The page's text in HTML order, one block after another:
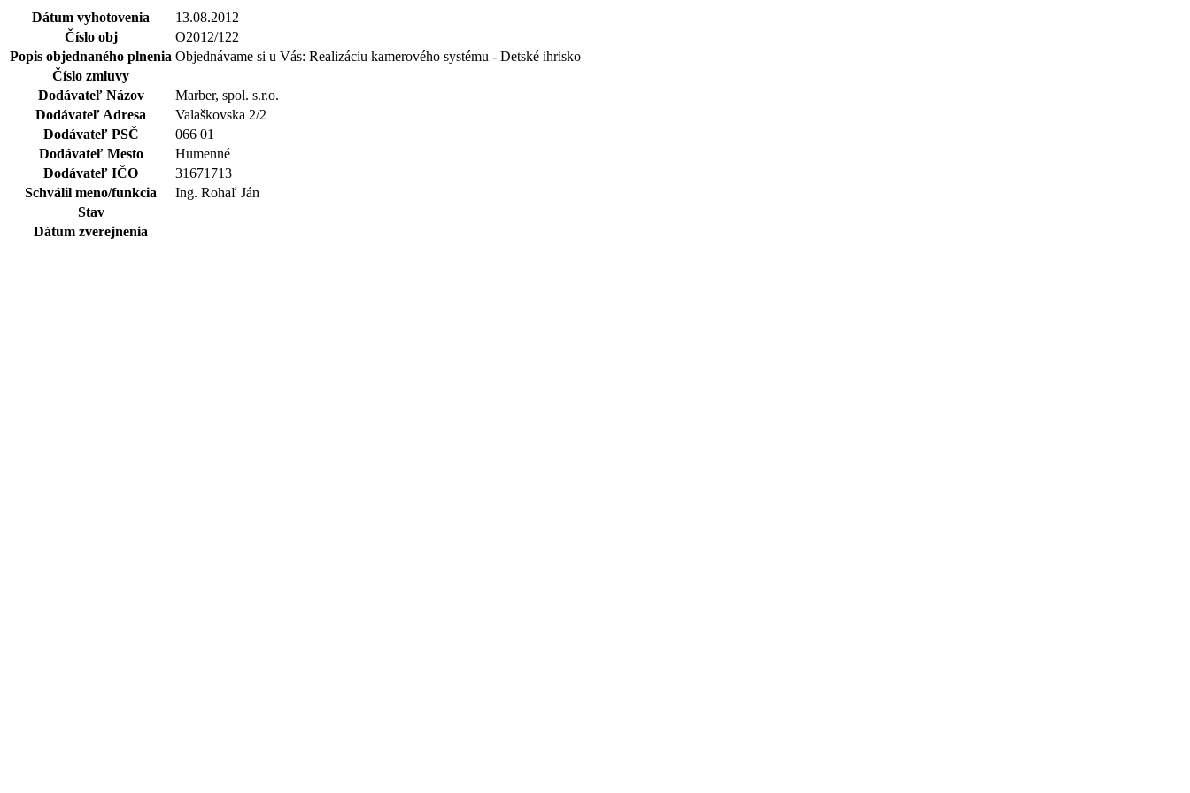
Dátum vyhotovenia
13.08.2012
Číslo obj
O2012/122
Popis objednaného plnenia Objednávame si u Vás: Realizáciu kamerového systému - Detské ihrisko
Číslo zmluvy
Dodávateľ Názov
Marber, spol. s.r.o.
Dodávateľ Adresa
Valaškovska 2/2
Dodávateľ PSČ
066 01
Dodávateľ Mesto
Humenné
Dodávateľ IČO
31671713
Schválil meno/funkcia
Ing. Rohaľ Ján
Stav
Dátum zverejnenia